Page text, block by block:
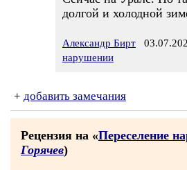
долгой и холодной
Александр Бирт
нарушении
+ добавить замечания
Рецензия на «Переселение
Горячев)